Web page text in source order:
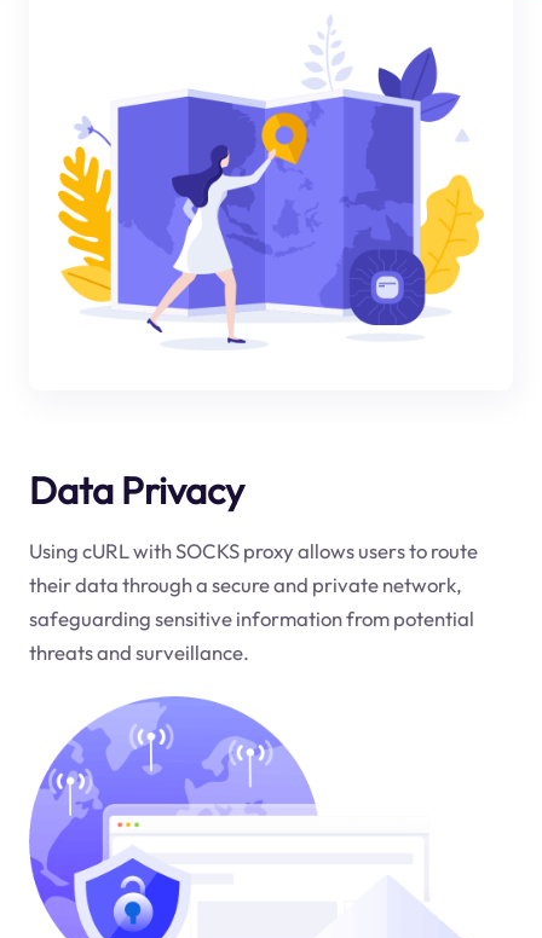
Data Privacy
Using cURL with SOCKS proxy allows users to route
their data through a secure and private network,
safeguarding sensitive information from potential
threats and surveillance.